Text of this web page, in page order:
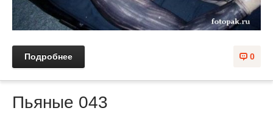
0
Подробнее
Пьяные 043